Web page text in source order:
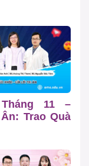
11 –
Trao Quà